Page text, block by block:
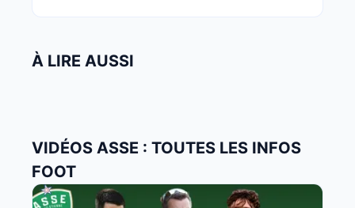
À LIRE AUSSI
VIDÉOS ASSE : TOUTES LES INFOS
FOOT